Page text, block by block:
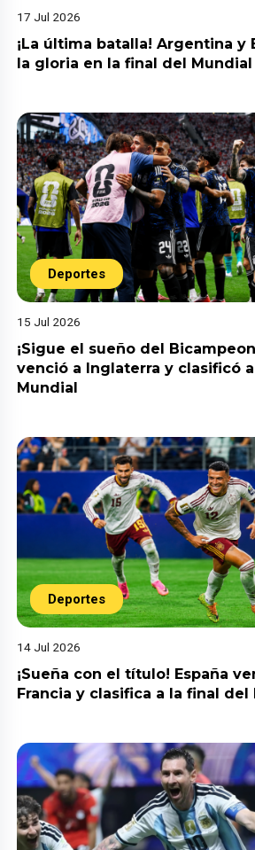
17 Jul 2026
¡La última batalla! Argentina y
la gloria en la final del Mundial
Deportes
15 Jul 2026
¡Sigue el sueño del
venció a Inglaterra y clasificó
Mundial
Deportes
14 Jul 2026
¡Sueña con el título! España
Francia y clasifica a la final del